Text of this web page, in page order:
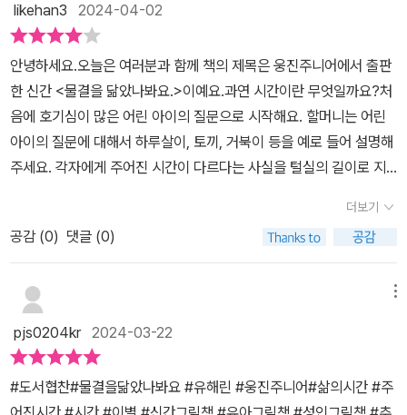
likehan3 2024-04-02
안녕하세요.오늘은 여러분과 함께 책의 제목은 웅진주니어에서 출판
한 신간 <물결을 닮았나봐요.>이예요.과연 시간이란 무엇일까요?처
음에 호기심이 많은 어린 아이의 질문으로 시작해요. 할머니는 어린
아이의 질문에 대해서 하루살이, 토끼, 거북이 등을 예로 들어 설명해
주세요. 각자에게 주어진 시간이 다르다는 사실을 털실의 길이로 지
동일한 시간이 모두 존재에게 동일하게 주어지는 게 아니라고 설명해
주세요. 할머니의 지혜로운 답변대로 세상에 존재하는 모든 존재마다
각자에게 주어진 시간은 달라요. 뿐만 아니라 우리가 아무리 시간을
붙잡려고 애써도 결코 붙잡을 수 없어요.평생 함께 할 것 같았던 사랑
하는 사람이나 동물들도 언젠가 이별의 때가 있어요. 이별의 슬픔을
못 견딜 것 같지만 시간은 물결처럼 멈추지 않고 흘러가요.때론 시간
이 순식간에 지나가는 것 같기도 해요. 어느 때는 매우 천천히 흘러가
는 것 같아요. 이 책은 시간이라는 말로 표현하기 다소 어렵게 느껴질
더보기
공감 (0) 댓글 (0)
pjs0204kr2024-03-22
#도서협찬#물결을닮았나봐요 #유해린 #웅진주니어#삶의시간 #주